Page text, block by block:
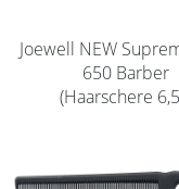
Equipment
Joewell NEW
650 Barber
(Haarschere